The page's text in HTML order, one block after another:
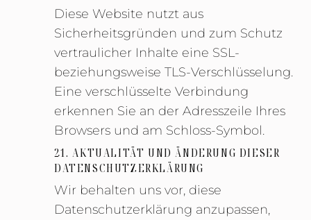
Diese Website nutzt aus
Sicherheitsgründen und zum Schutz
vertraulicher Inhalte eine SSL-
beziehungsweise TLS-Verschlüsselung.
Eine verschlüsselte Verbindung
erkennen Sie an der Adresszeile Ihres
Browsers und am Schloss-Symbol.
21. AKTUALITÄT UND ÄNDERUNG DIESER
DATENSCHUTZERKLÄRUNG
Wir behalten uns vor, diese
Datenschutzerklärung anzupassen,